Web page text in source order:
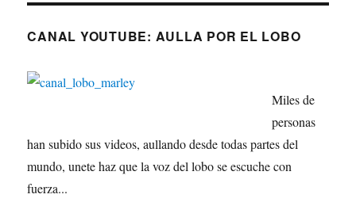
CANAL YOUTUBE: AULLA POR EL LOBO
Miles de
personas
han subido sus videos, aullando desde todas partes del
mundo, unete haz que la voz del lobo se escuche con
fuerza...